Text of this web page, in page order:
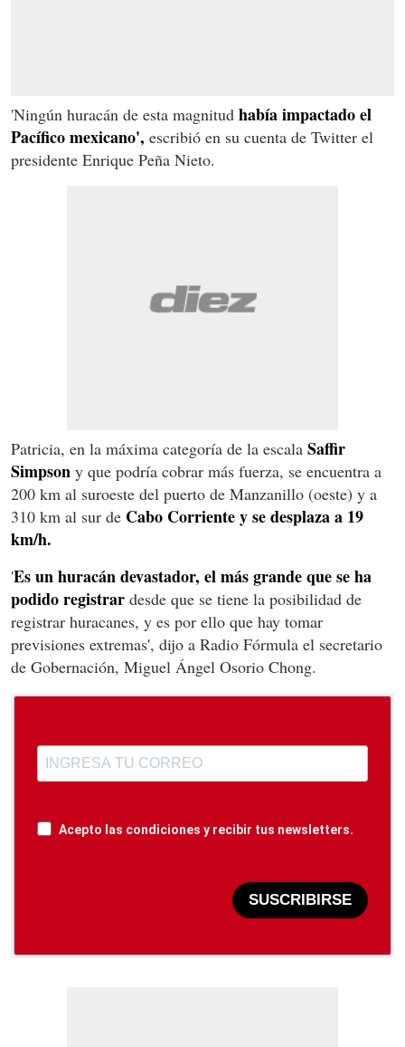
'Ningún huracán de esta magnitud había impactado el
Pacífico mexicano', escribió en su cuenta de Twitter el
presidente Enrique Peña Nieto.
Patricia, en la máxima categoría de la escala Saffir
Simpson y que podría cobrar más fuerza, se encuentra a
200 km al suroeste del puerto de Manzanillo (oeste) y a
310 km al sur de Cabo Corriente y se desplaza a 19
km/h.
'Es un huracán devastador, el más grande que se ha
podido registrar desde que se tiene la posibilidad de
registrar huracanes, y es por ello que hay tomar
previsiones extremas', dijo a Radio Fórmula el secretario
de Gobernación, Miguel Ángel Osorio Chong.
Acepto las condiciones y recibir tus newsletters.
SUSCRIBIRSE